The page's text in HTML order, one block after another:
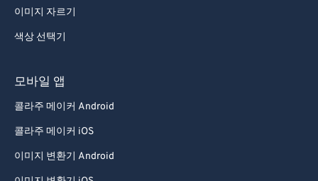
이미지 자르기
색상 선택기
모바일 앱
콜라주 메이커 Android
콜라주 메이커 iOS
이미지 변환기 Android